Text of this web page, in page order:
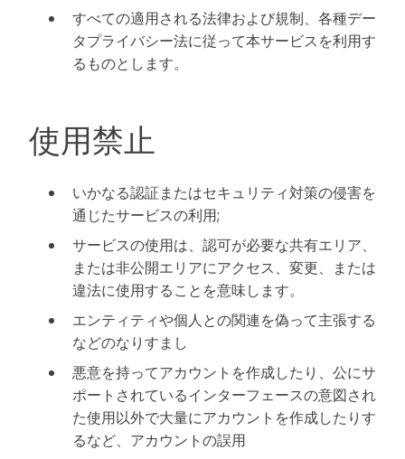
すべての適用される法律および規制、各種デー
タプライバシー法に従って本サービスを利用す
るものとします。
使用禁止
いかなる認証またはセキュリティ対策の侵害を
通じたサービスの利用;
サービスの使用は、認可が必要な共有エリア、
または非公開エリアにアクセス、変更、または
違法に使用することを意味します。
エンティティや個人との関連を偽って主張する
などのなりすまし
悪意を持ってアカウントを作成したり、公にサ
ポートされているインターフェースの意図され
た使用以外で大量にアカウントを作成したりす
るなど、アカウントの誤用